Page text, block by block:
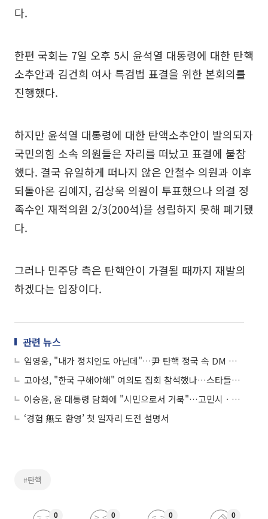
다.
한편 국회는 7일 오후 5시 윤석열 대통령에 대한 탄핵
소추안과 김건희 여사 특검법 표결을 위한 본회의를
진행했다.
하지만 윤석열 대통령에 대한 탄액소추안이 발의되자
국민의힘 소속 의원들은 자리를 떠났고 표결에 불참
했다. 결국 유일하게 떠나지 않은 안철수 의원과 이후
되돌아온 김예지, 김상욱 의원이 투표했으나 의결 정
족수인 재적의원 2/3(200석)을 성립하지 못해 폐기됐
다.
그러나 민주당 측은 탄핵안이 가결될 때까지 재발의
하겠다는 입장이다.
관련 뉴스
임영웅, "내가 정치인도 아닌데"…尹 탄핵 정국 속 DM 발언에 논란
고아성, "한국 구해야해" 여의도 집회 참석했나…스타들의 용기 있는 목소리
이승윤, 윤 대통령 담화에 "시민으로서 거북"…고민시ㆍ고현정ㆍ박혜경 등 목소리 높인 스타들
‘경험 無도 환영’ 첫 일자리 도전 설명서
#탄핵
0 0 0 0